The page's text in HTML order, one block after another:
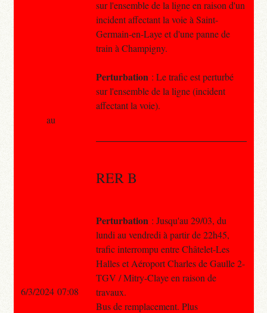
sur l'ensemble de la ligne en raison d'un
incident affectant la voie à Saint-
Germain-en-Laye et d'une panne de
train à Champigny.
Perturbation : Le trafic est perturbé
sur l'ensemble de la ligne (incident
affectant la voie).
RER B
Perturbation : Jusqu'au 29/03, du
lundi au vendredi à partir de 22h45,
trafic interrompu entre Châtelet-Les
Halles et Aéroport Charles de Gaulle 2-
TGV / Mitry-Claye en raison de
travaux.
Bus de remplacement. Plus
au
6/3/2024 07:08